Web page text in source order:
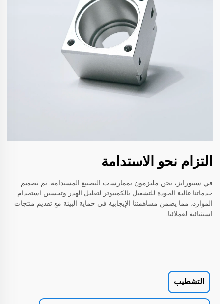
التزام نحو الاستدامة
في سينورايز، نحن ملتزمون بممارسات التصنيع المستدامة. تم تصميم
خدماتنا عالية الجودة للتشغيل بالكمبيوتر لتقليل الهدر وتحسين استخدام
الموارد، مما يضمن مساهمتنا الإيجابية في حماية البيئة مع تقديم منتجات
استثنائية لعملائنا.
التشطيب